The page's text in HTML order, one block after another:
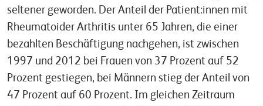
seltener geworden. Der Anteil der Patient:innen mit
Rheumatoider Arthritis unter 65 Jahren, die einer
bezahlten Beschäftigung nachgehen, ist zwischen
1997 und 2012 bei Frauen von 37 Prozent auf 52
Prozent gestiegen, bei Männern stieg der Anteil von
47 Prozent auf 60 Prozent. Im gleichen Zeitraum